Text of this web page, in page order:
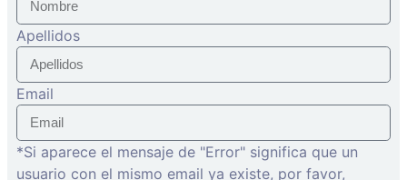
Apellidos
Email
*Si aparece el mensaje de "Error" significa que un
usuario con el mismo email ya existe, por favor,